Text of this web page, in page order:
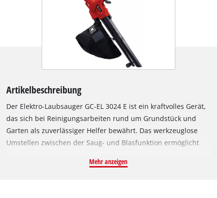
Artikelbeschreibung
Der Elektro-Laubsauger GC-EL 3024 E ist ein kraftvolles Gerät,
das sich bei Reinigungsarbeiten rund um Grundstück und
Garten als zuverlässiger Helfer bewährt. Das werkzeuglose
Umstellen zwischen der Saug- und Blasfunktion ermöglicht
elektronische Drehzahlregulierung ermöglicht die genaue
Mehr anzeigen